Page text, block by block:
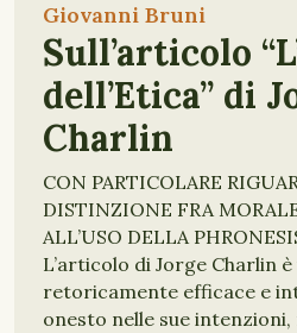
Giovanni Bruni
Sull’articolo
dell’Etica” di
Charlin
CON PARTICOLARE
DISTINZIONE FRA
ALL’USO DELLA
L’articolo di Jorge Charlin
retoricamente efficace e
onesto nelle sue intenzioni,